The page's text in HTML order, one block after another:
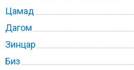
Цамад
Дагом
Зинцар
Биз